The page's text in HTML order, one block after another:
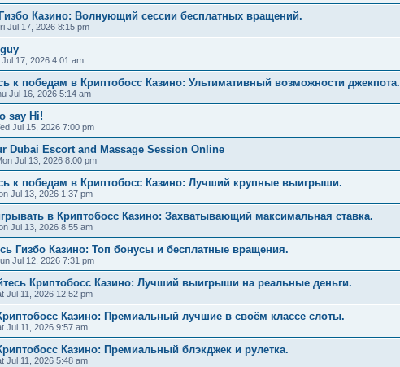
Казино: Волнующий сессии бесплатных вращений.
Jul 17, 2026 8:15 pm
Jul 17, 2026 4:01 am
к победам в Криптобосс Казино: Ультимативный возможности джекпота.
Jul 16, 2026 5:14 am
say Hi!
Jul 15, 2026 7:00 pm
Dubai Escort and Massage Session Online
Jul 13, 2026 8:00 pm
к победам в Криптобосс Казино: Лучший крупные выигрыши.
Jul 13, 2026 1:37 pm
в Криптобосс Казино: Захватывающий максимальная ставка.
Jul 13, 2026 8:55 am
Гизбо Казино: Топ бонусы и бесплатные вращения.
Jul 12, 2026 7:31 pm
Криптобосс Казино: Лучший выигрыши на реальные деньги.
Jul 11, 2026 12:52 pm
Казино: Премиальный лучшие в своём классе слоты.
Jul 11, 2026 9:57 am
Казино: Премиальный блэкджек и рулетка.
Jul 11, 2026 5:48 am